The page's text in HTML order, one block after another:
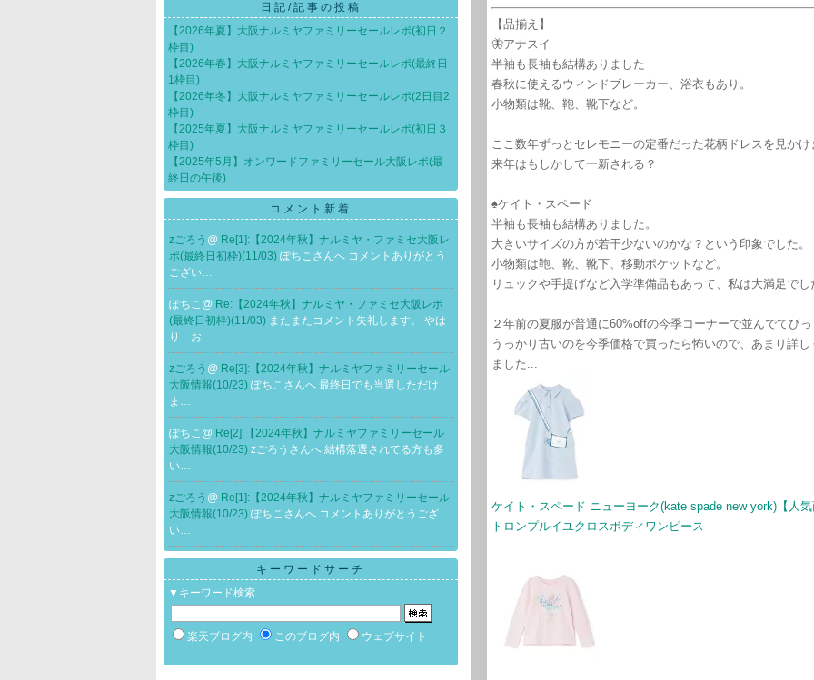
日記/記事の投稿
【2026年夏】大阪ナルミヤファミリーセールレポ(初日２
枠目)
【2026年春】大阪ナルミヤファミリーセールレポ(最終日
1枠目)
【2026年冬】大阪ナルミヤファミリーセールレポ(2日目2
枠目)
【2025年夏】大阪ナルミヤファミリーセールレポ(初日３
枠目)
【2025年5月】オンワードファミリーセール大阪レポ(最
終日の午後)
コメント新着
zごろう @ Re[1]:【2024年秋】ナルミヤ・ファミセ大阪レ
ポ(最終日初枠)(11/03) ぽちこさんへ コメントありがとう
ござい…
ぽちこ@ Re:【2024年秋】ナルミヤ・ファミセ大阪レポ
(最終日初枠)(11/03) またまたコメント失礼します。 やは
り…お…
zごろう @ Re[3]:【2024年秋】ナルミヤファミリーセール
大阪情報(10/23) ぽちこさんへ 最終日でも当選しただけ
ま…
ぽちこ@ Re[2]:【2024年秋】ナルミヤファミリーセール
大阪情報(10/23) zごろうさんへ 結構落選されてる方も多
い…
zごろう @ Re[1]:【2024年秋】ナルミヤファミリーセール
大阪情報(10/23) ぽちこさんへ コメントありがとうござ
い…
キーワードサーチ
▼キーワード検索
楽天ブログ内 このブログ内 ウェブサイト
【品揃え】
🦋アナスイ
半袖も長袖も結構ありました
春秋に使えるウィンドブレーカー、浴衣もあり。
小物類は靴、鞄、靴下など。
ここ数年ずっとセレモニーの定番だった花柄ドレスを見かけ
来年はもしかして一新される？
♠ケイト・スペード
半袖も長袖も結構ありました。
大きいサイズの方が若干少ないのかな？という印象でした。
小物類は鞄、靴、靴下、移動ポケットなど。
リュックや手提げなど入学準備品もあって、私は大満足でし
２年前の夏服が普通に60%offの今季コーナーで並んでてび
うっかり古いのを今季価格で買ったら怖いので、あまり詳
ました...
ケイト・スペード ニューヨーク(kate spade new york)【人
トロンプルイユクロスボディワンピース